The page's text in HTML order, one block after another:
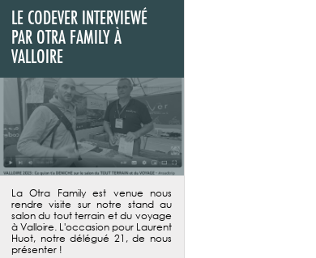
LE CODEVER INTERVIEWÉ
PAR OTRA FAMILY À
VALLOIRE
La Otra Family est venue nous
rendre visite sur notre stand au
salon du tout terrain et du voyage
à Valloire. L'occasion pour Laurent
Huot, notre délégué 21, de nous
présenter !